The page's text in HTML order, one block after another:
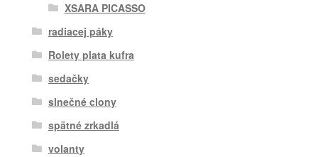
XSARA PICASSO
radiacej páky
Rolety plata kufra
sedačky
slnečné clony
spätné zrkadlá
volanty